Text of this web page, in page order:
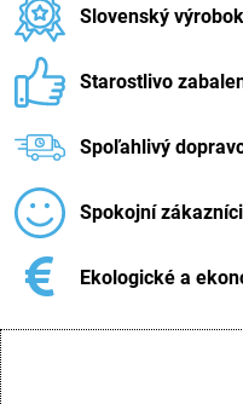
Slovenský výrobok
Starostlivo
Spoľahlivý
Spokojní zákazníci
Ekologické a